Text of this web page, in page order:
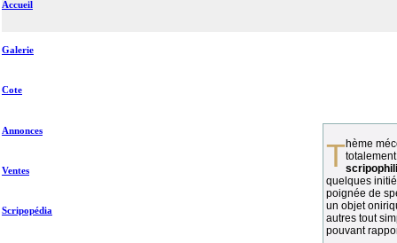
Accueil
Galerie
Cote
Annonces
Ventes
Scripopédia
Thème méconnu des collectionneurs et
quelques
poignée de
un objet
autres tout
pouvant